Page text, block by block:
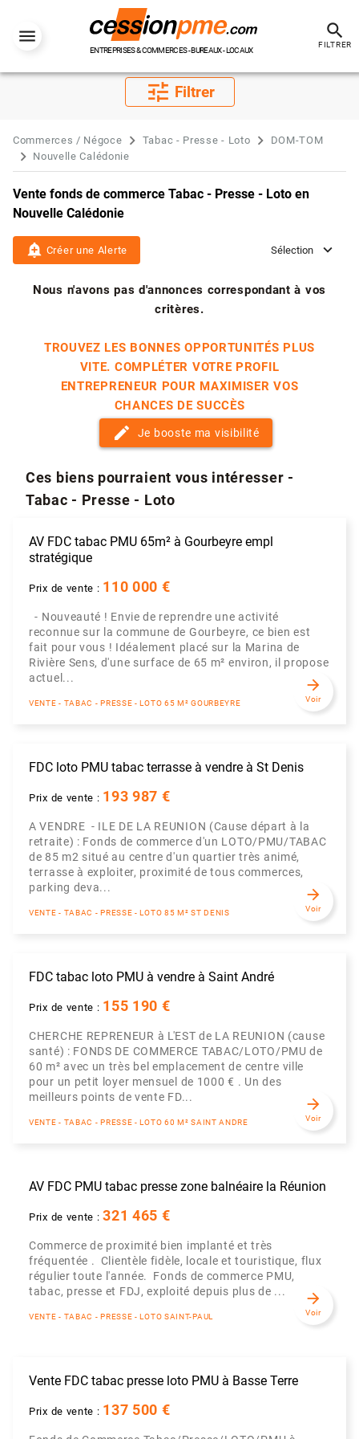
ENTREPRISES & COMMERCES - BUREAUX - LOCAUX
search
FILTRER
tune Filtrer
Commerces / Négoce Tabac - Presse - Loto
DOM-TOM
Nouvelle Calédonie
Vente fonds de commerce Tabac - Presse - Loto en
Nouvelle Calédonie
add_alert Créer une Alerte Sélection
Nous n'avons pas d'annonces correspondant à vos
critères.
TROUVEZ LES BONNES OPPORTUNITÉS PLUS
VITE. COMPLÉTER VOTRE PROFIL
ENTREPRENEUR POUR MAXIMISER VOS
CHANCES DE SUCCÈS
edit Je booste ma visibilité
Ces biens pourraient vous intéresser -
Tabac - Presse - Loto
AV FDC tabac PMU 65m² à Gourbeyre empl
stratégique
Prix de vente : 110 000 €
- Nouveauté ! Envie de reprendre une activité
reconnue sur la commune de Gourbeyre, ce bien est
fait pour vous ! Idéalement placé sur la Marina de
Rivière Sens, d'une surface de 65 m² environ, il propose
actuel...
VENTE - TABAC - PRESSE - LOTO 65 M² GOURBEYRE
arrow_forward
Voir
FDC loto PMU tabac terrasse à vendre à St Denis
Prix de vente : 193 987 €
A VENDRE - ILE DE LA REUNION (Cause départ à la
retraite) : Fonds de commerce d'un LOTO/PMU/TABAC
de 85 m2 situé au centre d'un quartier très animé,
terrasse à exploiter, proximité de tous commerces,
parking deva...
VENTE - TABAC - PRESSE - LOTO 85 M² ST DENIS
arrow_forward
Voir
FDC tabac loto PMU à vendre à Saint André
Prix de vente : 155 190 €
CHERCHE REPRENEUR à L'EST de LA REUNION (cause
santé) : FONDS DE COMMERCE TABAC/LOTO/PMU de
60 m² avec un très bel emplacement de centre ville
pour un petit loyer mensuel de 1000 € . Un des
meilleurs points de vente FD...
VENTE - TABAC - PRESSE - LOTO 60 M² SAINT ANDRE
arrow_forward
Voir
AV FDC PMU tabac presse zone balnéaire la Réunion
Prix de vente :321 465 €
Commerce de proximité bien implanté et très
fréquentée . Clientèle fidèle, locale et touristique, flux
régulier toute l'année. Fonds de commerce PMU,
tabac, presse et FDJ, exploité depuis plus de ...
VENTE - TABAC - PRESSE - LOTO SAINT-PAUL
arrow_forward
Voir
Vente FDC tabac presse loto PMU à Basse Terre
Prix de vente : 137 500 €